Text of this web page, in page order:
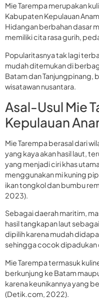
Mie Tarempa merupakan
Kabupaten Kepulauan
Hidangan berbahan dasar
memiliki cita rasa gurih,
Popularitasnya tak lagi
mudah ditemukan di
Batam dan Tanjungpinang,
wisatawan nusantara.
Asal-Usul Mie
Kepulauan
Mie Tarempa berasal dari
yang kaya akan hasil laut,
yang menjadi ciri khas
menggunakan mi kuning
ikan tongkol dan bumbu
2023).
Sebagai daerah maritim,
hasil tangkapan laut
dipilih karena mudah
sehingga cocok dipadukan
Mie Tarempa termasuk
berkunjung ke Batam
karena keunikannya yang
(Detik.com, 2022).